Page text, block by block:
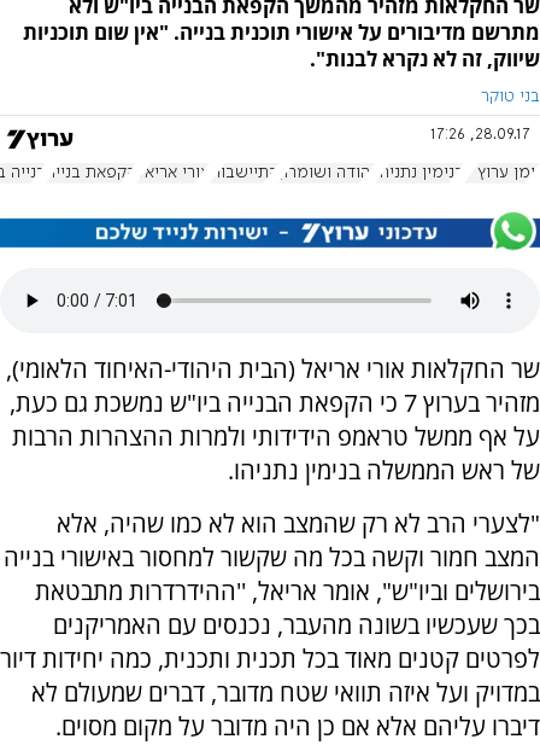
מתרשם מדיבורים על אישורי תוכנית בנייה. "אין שום תוכניות
שיווק, זה לא נקרא לבנות".
בני טוקר
28.09.17, 17:26
יומן ערוץ 7 בנימין נתניהו יהודה ושומרון התיישבות אורי אריאל הקפאת בנייה בנייה
שר החקלאות אורי אריאל (הבית היהודי-האיחוד הלאומי),
מזהיר בערוץ 7 כי הקפאת הבנייה ביו"ש נמשכת גם כעת,
על אף ממשל טראמפ הידידותי ולמרות ההצהרות הרבות
של ראש הממשלה בנימין נתניהו.
"לצערי הרב לא רק שהמצב הוא לא כמו שהיה, אלא
המצב חמור וקשה בכל מה שקשור למחסור באישורי בנייה
בירושלים וביו"ש", אומר אריאל, ''ההידרדרות מתבטאת
בכך שעכשיו בשונה מהעבר, נכנסים עם האמריקנים
לפרטים קטנים מאוד בכל תכנית ותכנית, כמה יחידות דיור
במדויק ועל איזה תוואי שטח מדובר, דברים שמעולם לא
דיברו עליהם אלא אם כן היה מדובר על מקום מסוים.